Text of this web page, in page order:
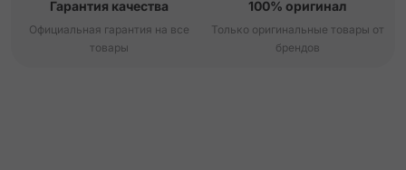
Гарантия качества
Официальная гарантия на все
товары
100% оригинал
Только оригинальные товары от
брендов